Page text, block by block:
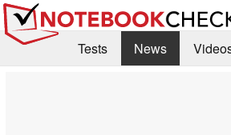
Tests News